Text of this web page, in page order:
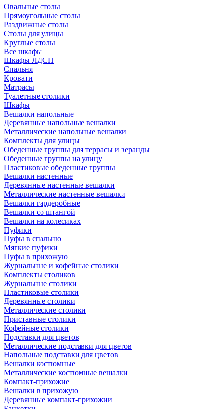
Овальные столы
Прямоугольные столы
Раздвижные столы
Столы для улицы
Круглые столы
Все шкафы
Шкафы ЛДСП
Спальня
Кровати
Матрасы
Туалетные столики
Шкафы
Вешалки напольные
Деревянные напольные вешалки
Металлические напольные вешалки
Комплекты для улицы
Обеденные группы для террасы и веранды
Обеденные группы на улицу
Пластиковые обеденные группы
Вешалки настенные
Деревянные настенные вешалки
Металлические настенные вешалки
Вешалки гардеробные
Вешалки со штангой
Вешалки на колесиках
Пуфики
Пуфы в спальню
Мягкие пуфики
Пуфы в прихожую
Журнальные и кофейные столики
Комплекты столиков
Журнальные столики
Пластиковые столики
Деревянные столики
Металлические столики
Приставные столики
Кофейные столики
Подставки для цветов
Металлические подставки для цветов
Напольные подставки для цветов
Вешалки костюмные
Металлические костюмные вешалки
Компакт-прихожие
Вешалки в прихожую
Деревянные компакт-прихожии